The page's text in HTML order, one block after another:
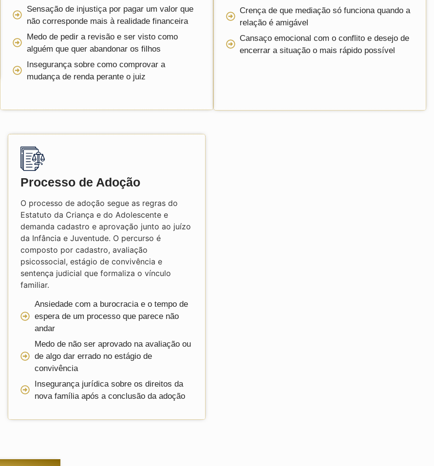
Sensação de injustiça por pagar um valor que
não corresponde mais à realidade financeira
Medo de pedir a revisão e ser visto como
alguém que quer abandonar os filhos
Insegurança sobre como comprovar a
mudança de renda perante o juiz
Crença de que mediação só funciona quando a
relação é amigável
Cansaço emocional com o conflito e desejo de
encerrar a situação o mais rápido possível
Processo de Adoção
O processo de adoção segue as regras do
Estatuto da Criança e do Adolescente e
demanda cadastro e aprovação junto ao juízo
da Infância e Juventude. O percurso é
composto por cadastro, avaliação
psicossocial, estágio de convivência e
sentença judicial que formaliza o vínculo
familiar.
Ansiedade com a burocracia e o tempo de
espera de um processo que parece não
andar
Medo de não ser aprovado na avaliação ou
de algo dar errado no estágio de
convivência
Insegurança jurídica sobre os direitos da
nova família após a conclusão da adoção